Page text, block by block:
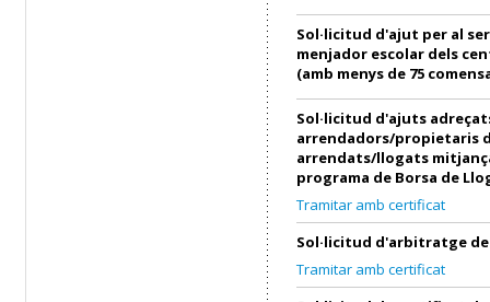
Sol·licitud d'ajut per al
menjador escolar dels
(amb menys de 75
Sol·licitud d'ajuts
arrendadors/propietaris
arrendats/llogats
programa de Borsa de
Tramitar amb certificat
Sol·licitud d'arbitratge
Tramitar amb certificat